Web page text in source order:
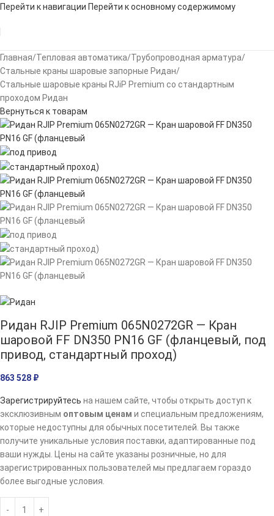
Перейти к навигации Перейти к основному содержимому
Главная/Тепловая автоматика/Трубопроводная арматура/
Стальные краны шаровые запорные Ридан/
Стальные шаровые краны RJiP Premium со стандартным
проходом Ридан
Вернуться к товарам
Ридан RJIP Premium 065N0272GR — Кран
шаровой FF DN350 PN16 GF (фланцевый, под
привод, стандартный проход)
863 528 ₽
Зарегистрируйтесь на нашем сайте, чтобы открыть доступ к
эксклюзивным оптовым ценам и специальным предложениям,
которые недоступны для обычных посетителей. Вы также
получите уникальные условия поставки, адаптированные под
ваши нужды. Цены на сайте указаны розничные, но для
зарегистрированных пользователей мы предлагаем гораздо
более выгодные условия.